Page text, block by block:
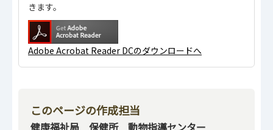
きます。
Adobe Acrobat Reader DCのダウンロードへ
このページの作成担当